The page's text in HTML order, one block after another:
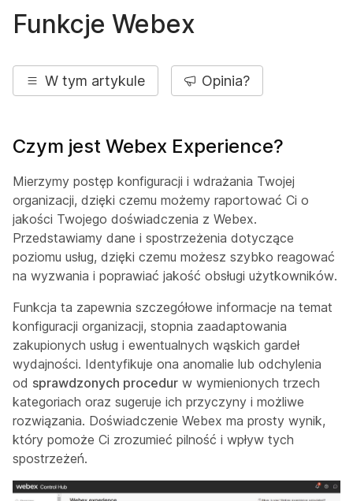
Funkcje Webex
W tym artykule Opinia?
Czym jest Webex Experience?
Mierzymy postęp konfiguracji i wdrażania Twojej
organizacji, dzięki czemu możemy raportować Ci o
jakości Twojego doświadczenia z Webex.
Przedstawiamy dane i spostrzeżenia dotyczące
poziomu usług, dzięki czemu możesz szybko reagować
na wyzwania i poprawiać jakość obsługi użytkowników.
Funkcja ta zapewnia szczegółowe informacje na temat
konfiguracji organizacji, stopnia zaadaptowania
zakupionych usług i ewentualnych wąskich gardeł
wydajności. Identyfikuje ona anomalie lub odchylenia
od sprawdzonych procedur w wymienionych trzech
kategoriach oraz sugeruje ich przyczyny i możliwe
rozwiązania. Doświadczenie Webex ma prosty wynik,
który pomoże Ci zrozumieć pilność i wpływ tych
spostrzeżeń.